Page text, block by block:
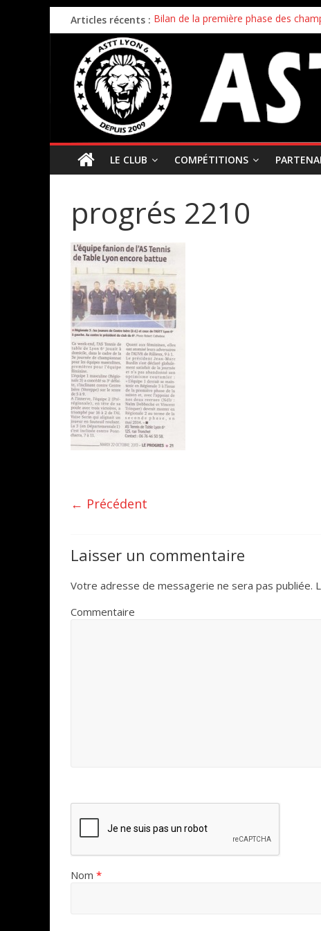
Articles récents : Bilan de la première phase des
Bilan de fin de saison pour nos
Inscriptions 2026/2027 – c’est parti !
Stage enfants été 2026 –
Championnat par équipes – 21/22
LE CLUB COMPÉTITIONS
progrés 2210
← Précédent
Laisser un commentaire
Votre adresse de messagerie ne sera pas publiée.
Commentaire
Nom *